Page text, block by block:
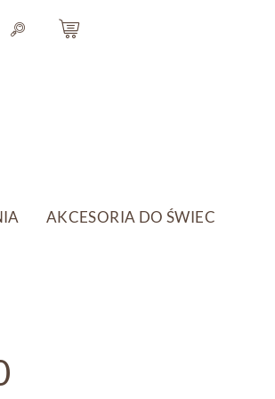
AKCESORIA DO ŚWIEC